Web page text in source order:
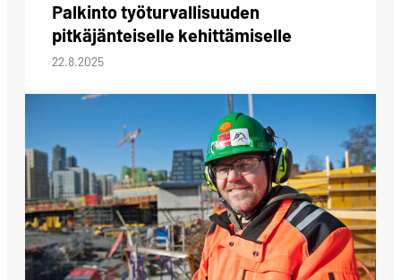
Palkinto työturvallisuuden
pitkäjänteiselle kehittämiselle
22.8.2025